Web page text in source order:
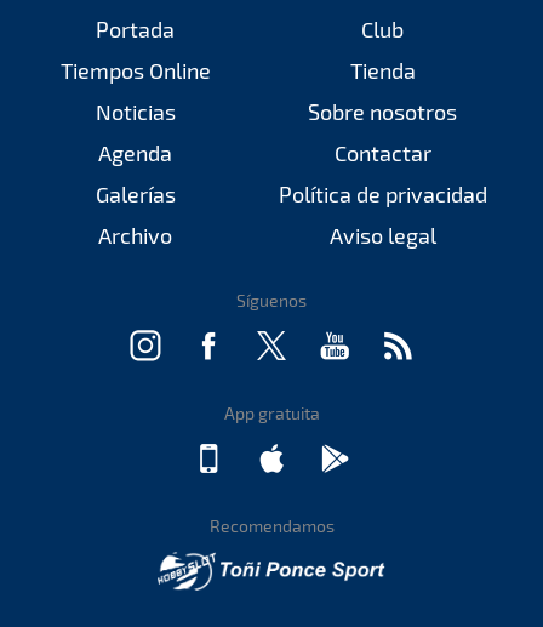
Portada
Tiempos Online
Noticias
Agenda
Galerías
Archivo
Club
Tienda
Sobre nosotros
Contactar
Política de privacidad
Aviso legal
Síguenos
App gratuita
Recomendamos